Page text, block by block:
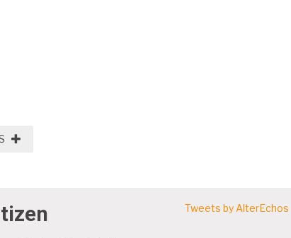
Tweets by AlterEchos